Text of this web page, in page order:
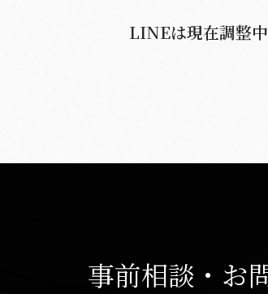
LINEは現在調整中
事前相談・お